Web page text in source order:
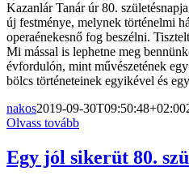
Kazanlár Tanár úr 80.
új festménye, melynek történelmi
operaénekesnő fog beszélni.
Mi mással is lephetne meg
évfordulón, mint művészetének
bölcs történeteinek egyikével és
nakos2019-09-30T09:50:48+02:00
Olvass tovább
Egy jól sikerüt 80.